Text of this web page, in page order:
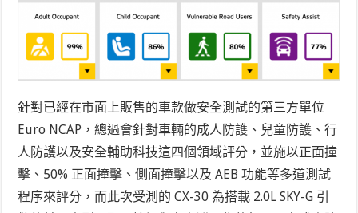
針對已經在市面上販售的車款做安全測試的第三方單位
Euro NCAP，總過會針對車輛的成人防護、兒童防護、行
人防護以及安全輔助科技這四個領域評分，並施以正面撞
擊、50% 正面撞擊、側面撞擊以及 AEB 功能等多道測試
程序來評分，而此次受測的 CX-30 為搭載 2.0L SKY-G 引